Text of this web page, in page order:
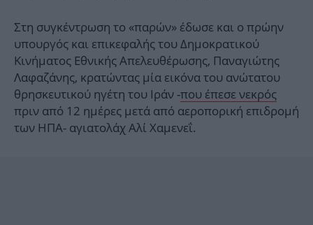
Στη συγκέντρωση το «παρών» έδωσε και ο πρώην
υπουργός και επικεφαλής του Δημοκρατικού
Κινήματος Εθνικής Απελευθέρωσης, Παναγιώτης
Λαφαζάνης, κρατώντας μία εικόνα του ανώτατου
θρησκευτικού ηγέτη του Ιράν -που έπεσε νεκρός
πριν από 12 ημέρες μετά από αεροπορική επιδρομή
των ΗΠΑ- αγιατολάχ Αλί Χαμενεΐ.